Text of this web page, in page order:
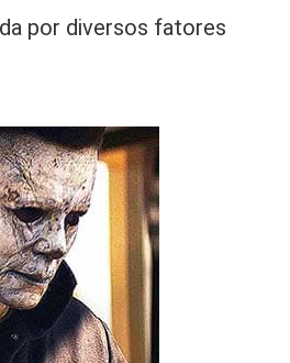
por diversos fatores